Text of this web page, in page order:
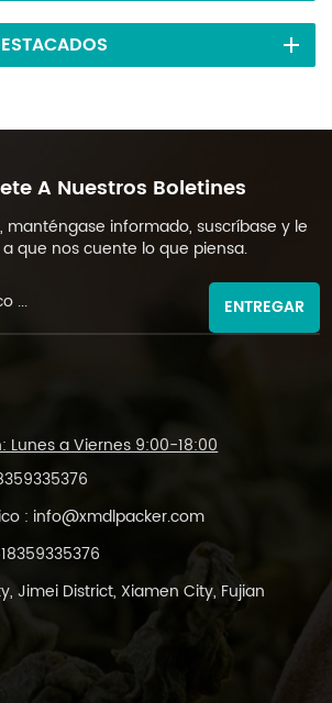
A Nuestros Boletines
informado, suscríbase y le
que nos cuente lo que piensa.
ENTREGAR
Lunes a Viernes 9:00-18:00
: info@xmdlpacker.com
Jimei District, Xiamen City, Fujian